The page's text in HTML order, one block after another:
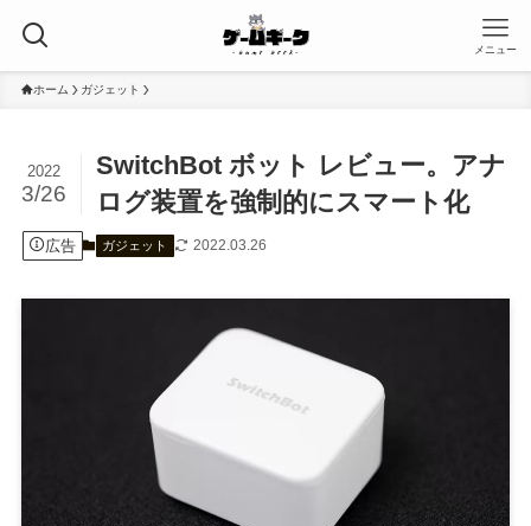
メニュー
ホーム ガジェット
SwitchBot ボット レビュー。アナ
ログ装置を強制的にスマート化
2022
3/26
広告 ガジェット 2022.03.26